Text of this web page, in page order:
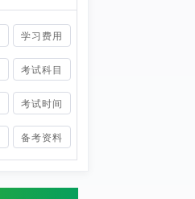
学习费用
考试科目
考试时间
备考资料